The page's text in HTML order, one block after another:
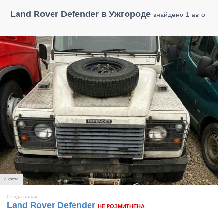
Land Rover Defender в Ужгороде знайдено 1 авто
4 фото
2 года назад
Land Rover Defender НЕ РОЗМИТНЕНА